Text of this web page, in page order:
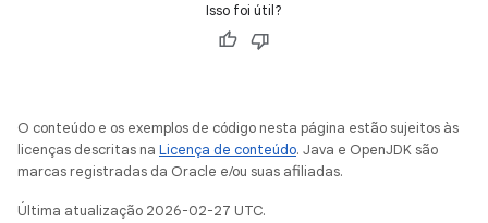
Isso foi útil?
O conteúdo e os exemplos de código nesta página estão sujeitos às
licenças descritas na Licença de conteúdo. Java e OpenJDK são
marcas registradas da Oracle e/ou suas afiliadas.
Última atualização 2026-02-27 UTC.